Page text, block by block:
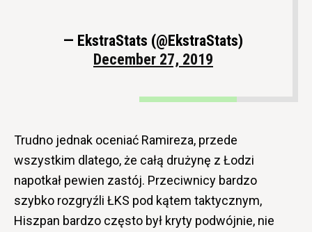
— EkstraStats (@EkstraStats)
December 27, 2019
Trudno jednak oceniać Ramireza, przede
wszystkim dlatego, że całą drużynę z Łodzi
napotkał pewien zastój. Przeciwnicy bardzo
szybko rozgryźli ŁKS pod kątem taktycznym,
Hiszpan bardzo często był kryty podwójnie, nie